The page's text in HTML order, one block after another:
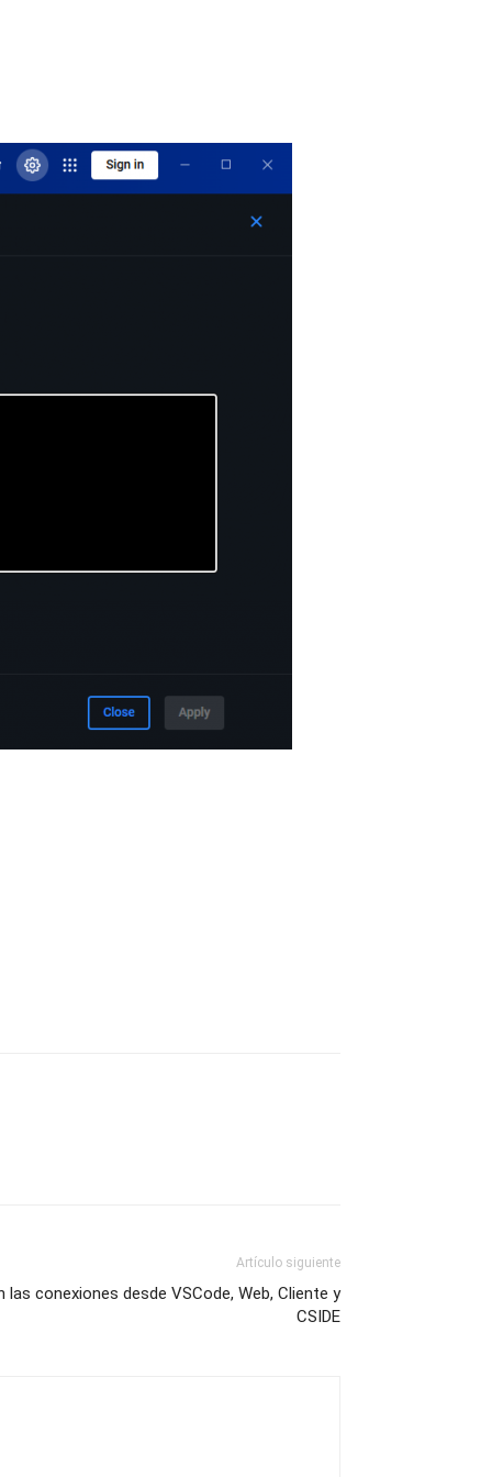
Artículo siguiente
conexiones desde VSCode, Web, Cliente y
CSIDE